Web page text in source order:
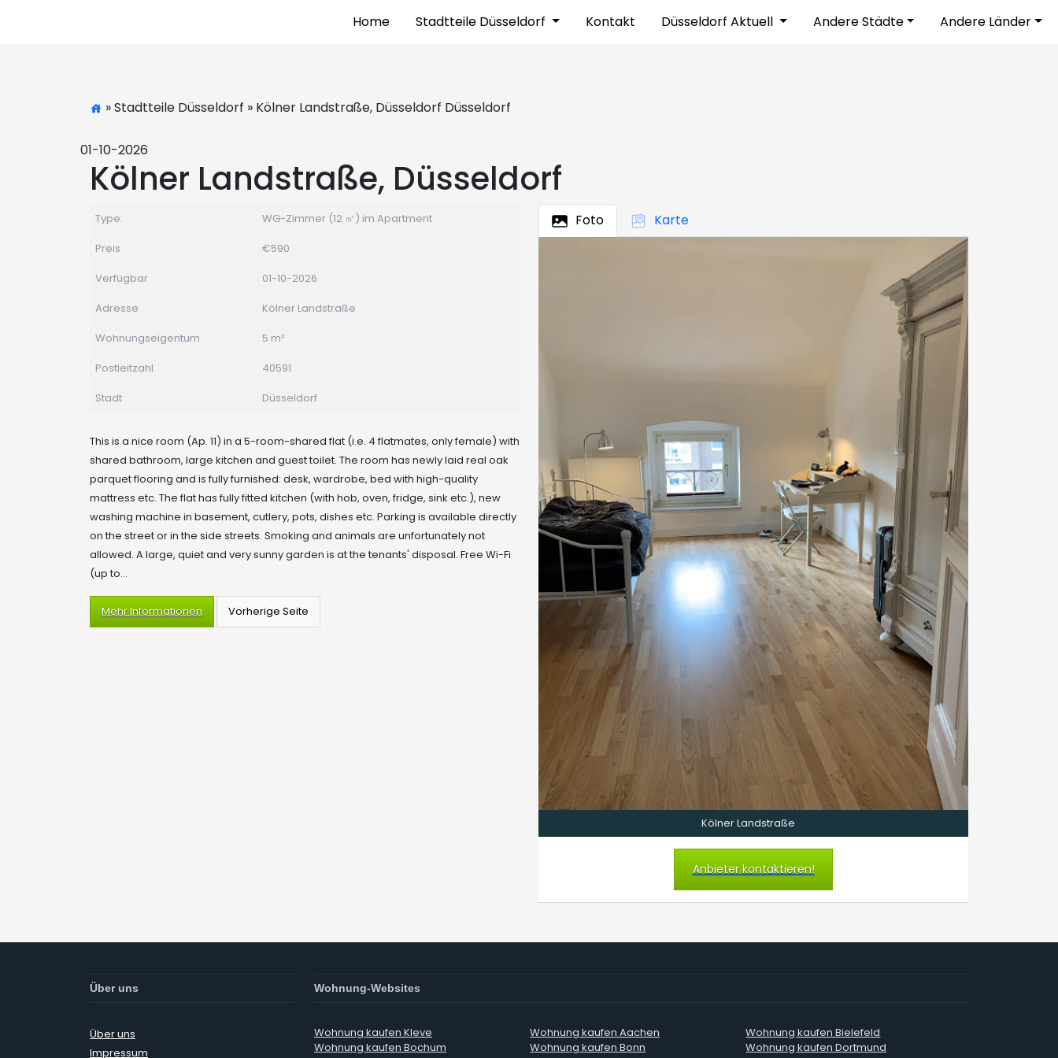
Home Stadtteile Düsseldorf Kontakt Düsseldorf Aktuell Andere Städte Andere Länder
» Stadtteile Düsseldorf » Kölner Landstraße, Düsseldorf Düsseldorf
01-10-2026
Kölner Landstraße, Düsseldorf
Type:
WG-Zimmer (12 ㎡) im Apartment
Preis
€590
Verfügbar
01-10-2026
Adresse
Kölner Landstraße
Wohnungseigentum
5 m²
Postleitzahl
40591
Stadt
Düsseldorf
This is a nice room (Ap. 11) in a 5-room-shared flat (i.e. 4 flatmates, only female) with
shared bathroom, large kitchen and guest toilet. The room has newly laid real oak
parquet flooring and is fully furnished: desk, wardrobe, bed with high-quality
mattress etc. The flat has fully fitted kitchen (with hob, oven, fridge, sink etc.), new
washing machine in basement, cutlery, pots, dishes etc. Parking is available directly
on the street or in the side streets. Smoking and animals are unfortunately not
allowed. A large, quiet and very sunny garden is at the tenants' disposal. Free Wi-Fi
(up to...
Mehr Informationen
Foto Karte
Kölner Landstraße
Anbieter kontaktieren!
Über uns
Über uns
Impressum
Wohnung-Websites
Wohnung kaufen Kleve Wohnung kaufen Aachen
Wohnung kaufen Bielefeld
Wohnung kaufen Bochum
Wohnung kaufen Bonn
Wohnung kaufen Dortmund